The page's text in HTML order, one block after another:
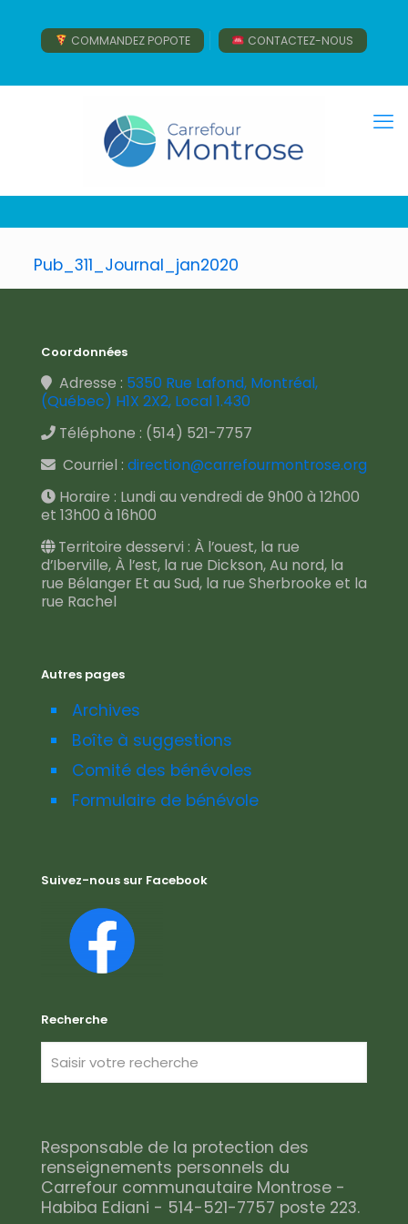
COMMANDEZ POPOTE CONTACTEZ-NOUS
Pub_311_Journal_jan2020
Coordonnées
Adresse : 5350 Rue Lafond, Montréal,
(Québec) H1X 2X2, Local 1.430
Téléphone : (514) 521-7757
Courriel : direction@carrefourmontrose.org
Horaire : Lundi au vendredi de 9h00 à 12h00
et 13h00 à 16h00
Territoire desservi : À l’ouest, la rue
d’Iberville, À l’est, la rue Dickson, Au nord, la
rue Bélanger Et au Sud, la rue Sherbrooke et la
rue Rachel
Autres pages
Archives
Boîte à suggestions
Comité des bénévoles
Formulaire de bénévole
Suivez-nous sur Facebook
Recherche
Responsable de la protection des
renseignements personnels du
Carrefour communautaire Montrose -
Habiba Ediani - 514-521-7757 poste 223.